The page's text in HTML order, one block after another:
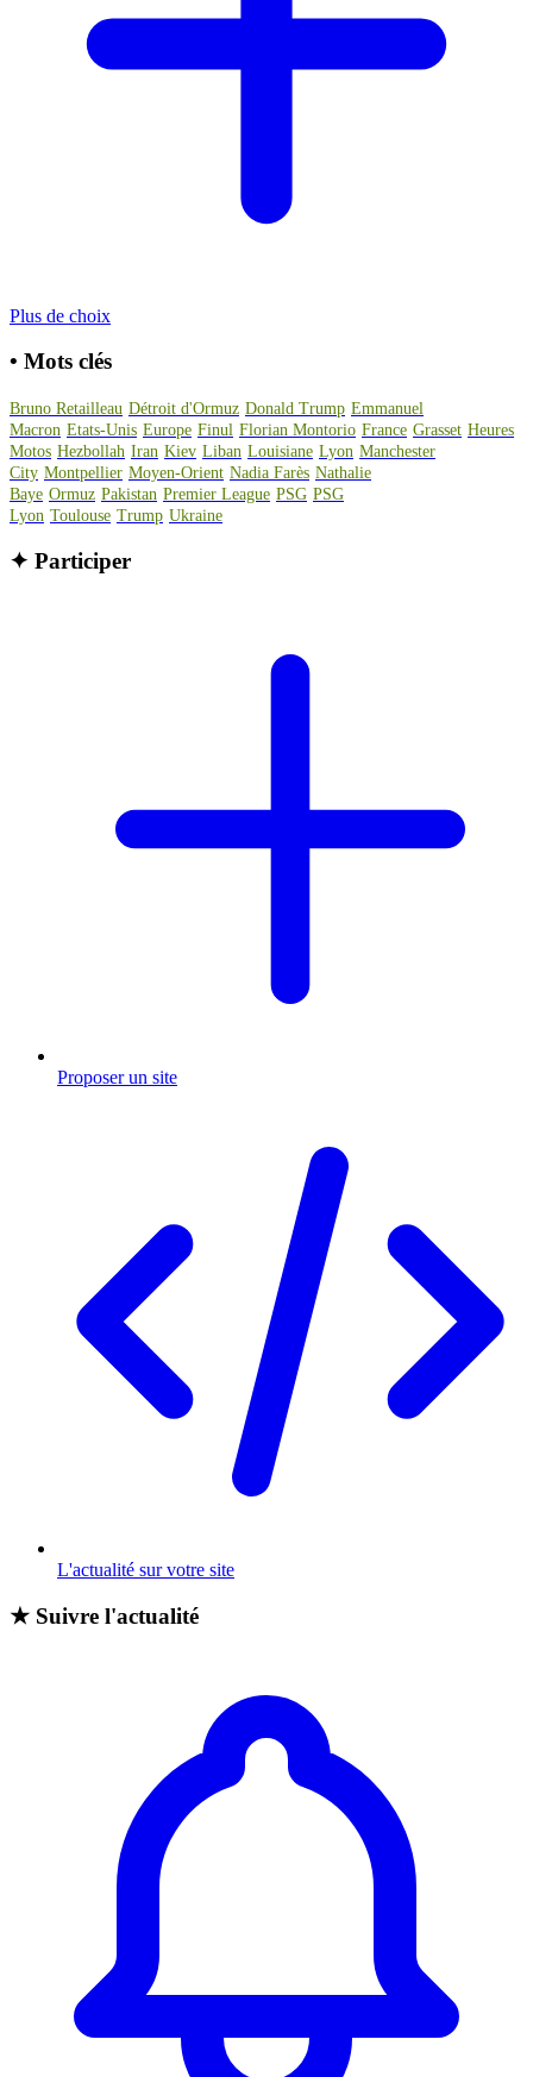
Plus de choix
• Mots clés
Bruno Retailleau Détroit d'Ormuz Donald Trump Emmanuel
Macron Etats-Unis Europe Finul Florian Montorio France Grasset Heures
Motos Hezbollah Iran Kiev Liban Louisiane Lyon Manchester
City Montpellier Moyen-Orient Nadia Farès Nathalie
Baye Ormuz Pakistan Premier League PSG PSG
Lyon Toulouse Trump Ukraine
✦ Participer
Proposer un site
L'actualité sur votre site
★ Suivre l'actualité